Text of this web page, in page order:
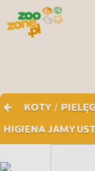
KOTY /
HIGIENA JAMY